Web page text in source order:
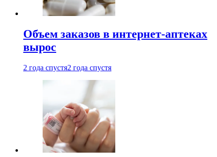
Объем заказов в интернет-аптеках
вырос
2 года спустя2 года спустя